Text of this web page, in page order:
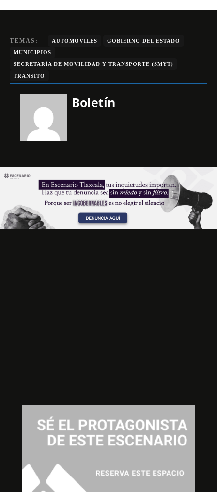
TEMAS: AUTOMOVILES
GOBIERNO DEL ESTADO
MUNICIPIOS
SECRETARÍA DE MOVILIDAD Y TRANSPORTE (SMYT)
TRANSITO
Boletín